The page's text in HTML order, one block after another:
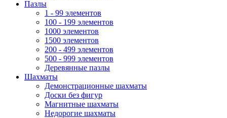
Пазлы
1 - 99 элементов
100 - 199 элементов
1000 элементов
1500 элементов
200 - 499 элементов
500 - 999 элементов
Деревянные пазлы
Шахматы
Демонстрационные шахматы
Доски без фигур
Магнитные шахматы
Недорогие шахматы